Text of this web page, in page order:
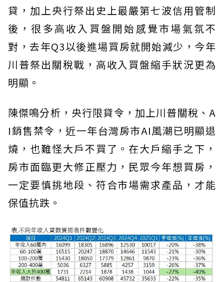
貸，加上央行祭出史上最嚴第七波信用管制
後，很多高收入買盤開始感覺市場氣氛不
對，去年Q3以後進場買房就開始減少，今年
川普祭出關稅戰，高收入買盤縮手狀況更為
明顯。
陳傑鳴分析，央行限貸令，加上川普關稅、A
I銷售禁令，近一年台灣房市AI風潮已明顯退
燒，也難怪大戶不買了。在大戶縮手之下，
房市面臨更大修正壓力，民眾今年想買房，
一定要慎挑地段、符合市場需求產品，才能
保值抗跌。